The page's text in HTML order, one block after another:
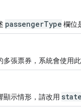
passengerType 欄位
張票券，系統會使用此
顯示情形，請改用 state